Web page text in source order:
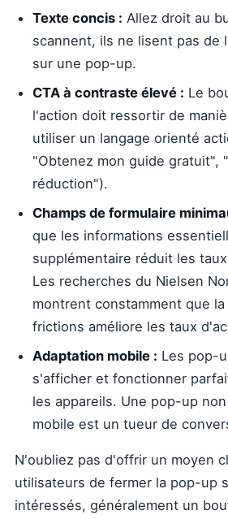
Texte concis : Allez droit au
scannent, ils ne lisent pas de
sur une pop-up.
CTA à contraste élevé : Le
l'action doit ressortir de
utiliser un langage orienté
"Obtenez mon guide gratuit",
réduction").
Champs de formulaire
que les informations
supplémentaire réduit les
Les recherches du Nielsen
montrent constamment que
frictions améliore les taux
Adaptation mobile : Les pop-
s'afficher et fonctionner
les appareils. Une pop-up
mobile est un tueur de
N'oubliez pas d'offrir un moyen
utilisateurs de fermer la pop-up
intéressés, généralement un